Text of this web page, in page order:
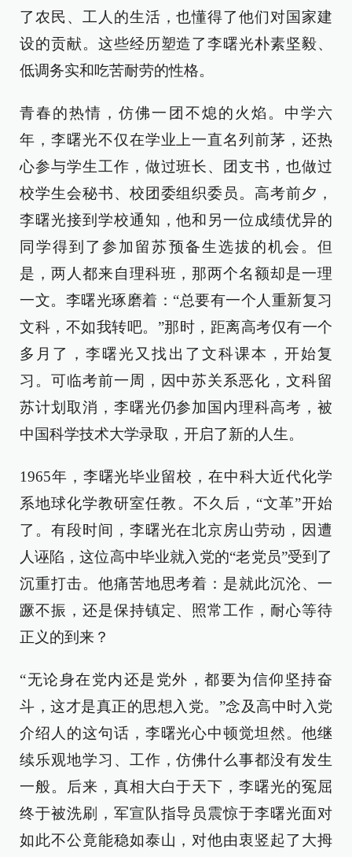
了农民、工人的生活，也懂得了他们对国家建
设的贡献。这些经历塑造了李曙光朴素坚毅、
低调务实和吃苦耐劳的性格。
青春的热情，仿佛一团不熄的火焰。中学六
年，李曙光不仅在学业上一直名列前茅，还热
心参与学生工作，做过班长、团支书，也做过
校学生会秘书、校团委组织委员。高考前夕，
李曙光接到学校通知，他和另一位成绩优异的
同学得到了参加留苏预备生选拔的机会。但
是，两人都来自理科班，那两个名额却是一理
一文。李曙光琢磨着：“总要有一个人重新复习
文科，不如我转吧。”那时，距离高考仅有一个
多月了，李曙光又找出了文科课本，开始复
习。可临考前一周，因中苏关系恶化，文科留
苏计划取消，李曙光仍参加国内理科高考，被
中国科学技术大学录取，开启了新的人生。
1965年，李曙光毕业留校，在中科大近代化学
系地球化学教研室任教。不久后，“文革”开始
了。有段时间，李曙光在北京房山劳动，因遭
人诬陷，这位高中毕业就入党的“老党员”受到了
沉重打击。他痛苦地思考着：是就此沉沦、一
蹶不振，还是保持镇定、照常工作，耐心等待
正义的到来？
“无论身在党内还是党外，都要为信仰坚持奋
斗，这才是真正的思想入党。”念及高中时入党
介绍人的这句话，李曙光心中顿觉坦然。他继
续乐观地学习、工作，仿佛什么事都没有发生
一般。后来，真相大白于天下，李曙光的冤屈
终于被洗刷，军宣队指导员震惊于李曙光面对
如此不公竟能稳如泰山，对他由衷竖起了大拇